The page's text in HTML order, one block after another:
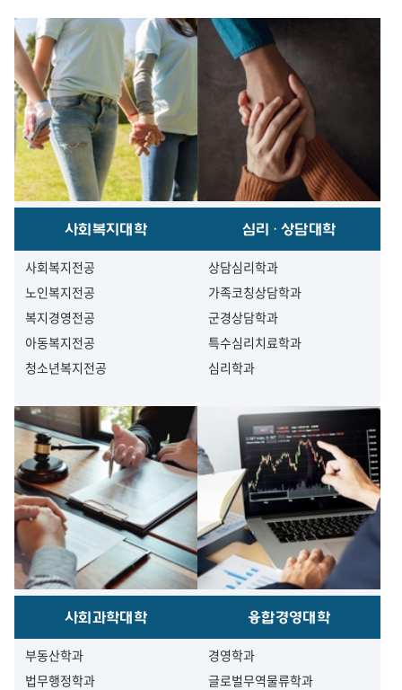
사회복지대학
사회복지전공
노인복지전공
복지경영전공
아동복지전공
청소년복지전공
심리·상담대학
상담심리학과
가족코칭상담학과
군경상담학과
특수심리치료학과
심리학과
사회과학대학
부동산학과
법무행정학과
융합경영대학
경영학과
글로벌무역물류학과